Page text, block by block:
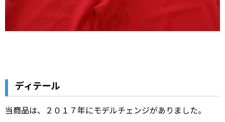
ディテール
当商品は、２０１７年にモデルチェンジがありました。